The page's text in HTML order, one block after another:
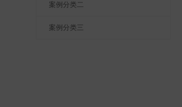
案例分类二
案例分类三